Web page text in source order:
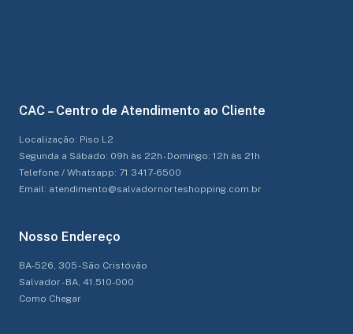
CAC – Centro de Atendimento ao Cliente
Localização: Piso L2
Segunda a Sábado: 09h às 22h - Domingo: 12h às 21h
Telefone / Whatsapp: 71 3417-6500
Email: atendimento@salvadornorteshopping.com.br
Nosso Endereço
BA-526, 305 - São Cristóvão
Salvador - BA, 41.510-000
Como Chegar